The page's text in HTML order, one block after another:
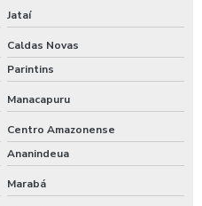
Jataí
Caldas Novas
Parintins
Manacapuru
Centro Amazonense
Ananindeua
Marabá